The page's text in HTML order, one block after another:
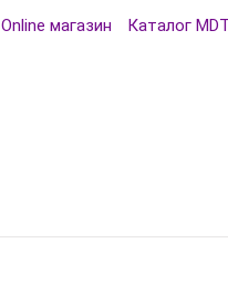
Online магазин Каталог MDT